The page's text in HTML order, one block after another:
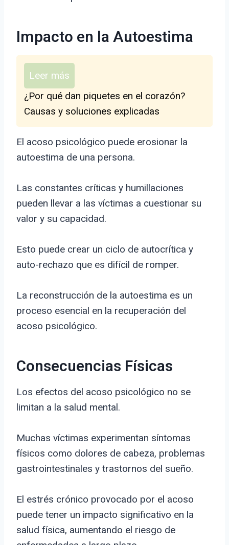
Impacto en la Autoestima
Leer más
¿Por qué dan piquetes en el corazón?
Causas y soluciones explicadas
El acoso psicológico puede erosionar la
autoestima de una persona.
Las constantes críticas y humillaciones
pueden llevar a las víctimas a cuestionar su
valor y su capacidad.
Esto puede crear un ciclo de autocrítica y
auto-rechazo que es difícil de romper.
La reconstrucción de la autoestima es un
proceso esencial en la recuperación del
acoso psicológico.
Consecuencias Físicas
Los efectos del acoso psicológico no se
limitan a la salud mental.
Muchas víctimas experimentan síntomas
físicos como dolores de cabeza, problemas
gastrointestinales y trastornos del sueño.
El estrés crónico provocado por el acoso
puede tener un impacto significativo en la
salud física, aumentando el riesgo de